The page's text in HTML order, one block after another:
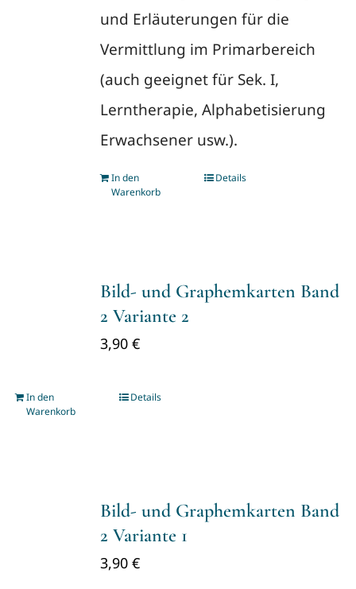
und Erläuterungen für die
Vermittlung im Primarbereich
(auch geeignet für Sek. I,
Lerntherapie, Alphabetisierung
Erwachsener usw.).
In den
Warenkorb
Details
Bild- und Graphemkarten Band
2 Variante 2
3,90 €
In den
Warenkorb
Details
Bild- und Graphemkarten Band
2 Variante 1
3,90 €